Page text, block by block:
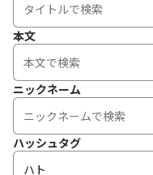
本文
ニックネーム
ハッシュタグ